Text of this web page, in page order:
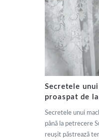
Secretele
proaspat de
Secretele unui
până la petrecere
reușit păstrează